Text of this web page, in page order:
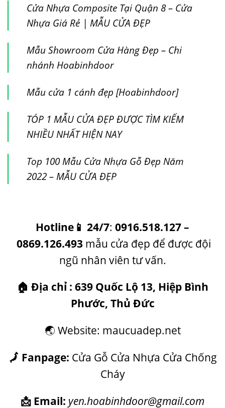
Cửa Nhựa Composite Tại Quận 8 – Cửa
Nhựa Giá Rẻ | MẪU CỬA ĐẸP
Mẫu Showroom Cửa Hàng Đẹp – Chi
nhánh Hoabinhdoor
Mẫu cửa 1 cánh đẹp [Hoabinhdoor]
TÓP 1 MẪU CỬA ĐẸP ĐƯỢC TÌM KIẾM
NHIỀU NHẤT HIỆN NAY
Top 100 Mẫu Cửa Nhựa Gỗ Đẹp Năm
2022 – MẪU CỬA ĐẸP
Hotline 📱 24/7: 0916.518.127–
0869.126.493 mẫu cửa đẹp để được đội
ngũ nhân viên tư vấn.
🏠 Địa chỉ : 639 Quốc Lộ 13, Hiệp Bình
Phước, Thủ Đức
🌏 Website: maucuadep.net
🗾 Fanpage: Cửa Gỗ Cửa Nhựa Cửa Chống
Cháy
📩 Email: yen.hoabinhdoor@gmail.com